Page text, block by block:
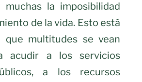
muchas la imposibilidad
de la vida. Esto está
que multitudes se vean
acudir a los servicios
a los recursos